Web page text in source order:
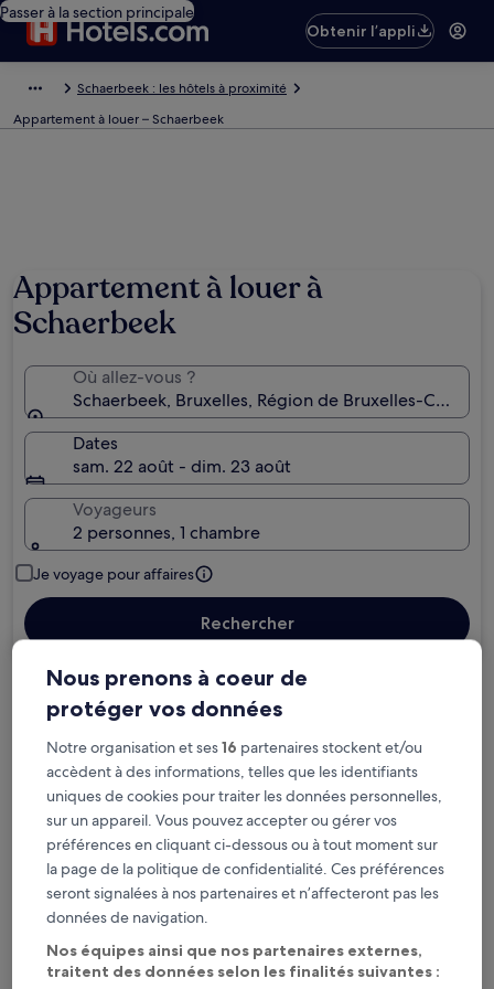
Passer à la section principale
Obtenir l’appli
Schaerbeek : les hôtels à proximité
Appartement à louer – Schaerbeek
Appartement à louer à
Schaerbeek
Où allez-vous ?
Schaerbeek, Bruxelles, Région de Bruxelles-
Dates
sam. 22 août - dim. 23 août
Voyageurs
2 personnes, 1 chambre
Je voyage pour affaires
Rechercher
Options d’annulation gratuite en cas de
changement de programme
Gagnez des récompenses pour chaque
nuit séjournée
Économisez plus grâce aux Prix membres
Nous prenons à coeur de
protéger vos données
Notre organisation et ses16 partenaires stockent et/ou
accèdent à des informations, telles que les identifiants
uniques de cookies pour traiter les données personnelles,
sur un appareil. Vous pouvez accepter ou gérer vos
préférences en cliquant ci-dessous ou à tout moment sur
la page de la politique de confidentialité. Ces préférences
seront signalées à nos partenaires et n’affecteront pas les
données de navigation.
Nos équipes ainsi que nos partenaires externes,
traitent des données selon les finalités suivantes :